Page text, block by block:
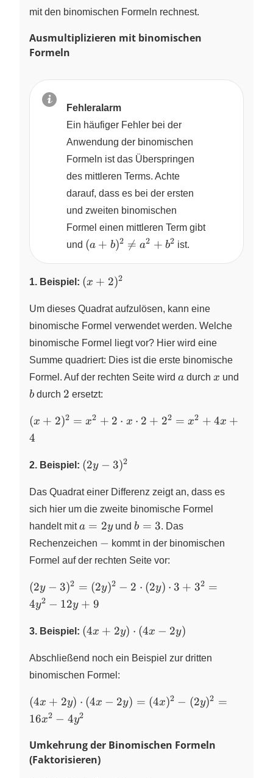
mit den binomischen Formeln rechnest.
Ausmultiplizieren mit binomischen
Formeln
Fehleralarm
Ein häufiger Fehler bei der
Anwendung der binomischen
Formeln ist das Überspringen
des mittleren Terms. Achte
darauf, dass es bei der ersten
und zweiten binomischen
Formel einen mittleren Term gibt
und (a+b)^2
+b^2
(a + b)2 
= a2 + b2 ist.
1. Beispiel: (x+2)^2
(x + 2)2
Um dieses Quadrat aufzulösen, kann eine
binomische Formel verwendet werden. Welche
binomische Formel liegt vor? Hier wird eine
Summe quadriert: Dies ist die erste binomische
Formel. Auf der rechten Seite wird a
a durch x
x und
b durch 2
2 ersetzt:
(x+2)^2=x^2+2\cdot
x\cdot
(x + 2)2 = x2 + 2 ⋅ x ⋅ 2 + 22 = x2 + 4x +
4
2. Beispiel: (2y-
(2y − 3)2
Das Quadrat einer Differenz zeigt an, dass es
sich hier um die zweite binomische Formel
handelt mita=2y
a = 2yundb=3
b = 3. Das
Rechenzeichen -
− kommt in der binomischen
Formel auf der rechten Seite vor:
(2y-3)^2=
(2y)^2-2\cdot
(2y)\cdot
3+3^2=4y^2-
(2y − 3)2 = (2y)2 − 2 ⋅ (2y) ⋅ 3 + 32 =
4y2 − 12y + 9
3. Beispiel: (4x+2y)\cdot
(4x + 2y) ⋅ (4x − 2y)
Abschließend noch ein Beispiel zur dritten
binomischen Formel:
(4x+2y)\cdot
(4x-2y)=
(2y)^2=16x^2-
4y^2
(4x + 2y) ⋅ (4x − 2y) = (4x)2 − (2y)2 =
16x2 − 4y2
Umkehrung der Binomischen Formeln
(Faktorisieren)